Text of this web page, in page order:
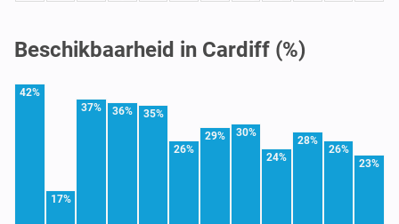
Beschikbaarheid in Cardiff (%)
42%
17%
37% 36% 35%
26%
29% 30%
24%
28%
26%
23%